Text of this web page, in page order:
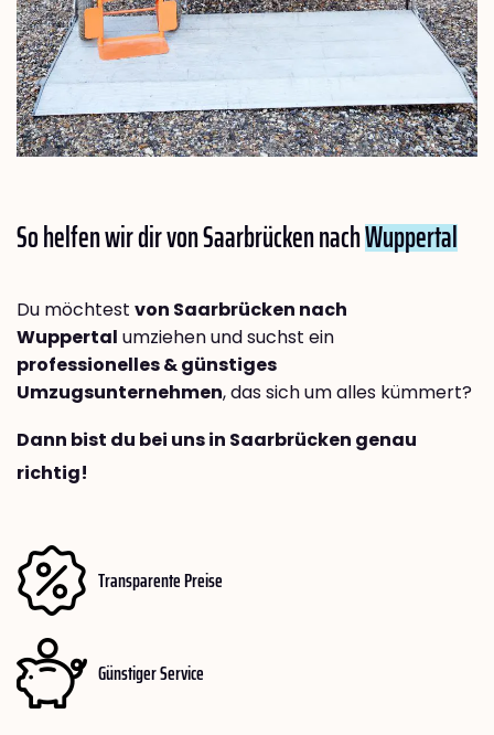
So helfen wir dir von Saarbrücken nachWuppertal
Du möchtest von Saarbrücken nach
Wuppertal umziehen und suchst ein
professionelles & günstiges
Umzugsunternehmen, das sich um alles kümmert?
Dann bist du bei uns in Saarbrücken genau
richtig!
Transparente Preise
Günstiger Service